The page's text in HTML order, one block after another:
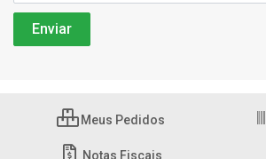
Meus Pedidos
Notas Fiscais